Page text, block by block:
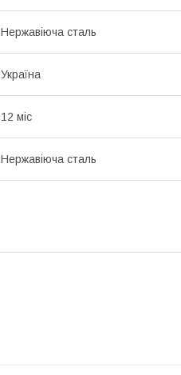
Нержавіюча сталь
Україна
12 міс
Нержавіюча сталь